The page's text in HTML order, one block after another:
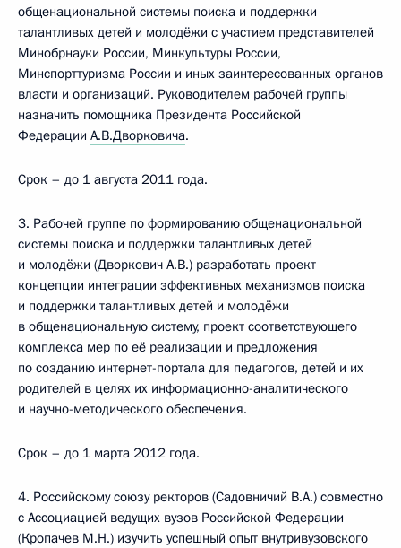
общенациональной системы поиска и поддержки
талантливых детей и молодёжи с участием представителей
Минобрнауки России, Минкультуры России,
Минспорттуризма России и иных заинтересованных органов
власти и организаций. Руководителем рабочей группы
назначить помощника Президента Российской
Федерации A.B.Дворковича.
Срок – до 1 августа 2011 года.
3. Рабочей группе по формированию общенациональной
системы поиска и поддержки талантливых детей
и молодёжи (Дворкович A.B.) разработать проект
концепции интеграции эффективных механизмов поиска
и поддержки талантливых детей и молодёжи
в общенациональную систему, проект соответствующего
комплекса мер по её реализации и предложения
по созданию интернет-портала для педагогов, детей и их
родителей в целях их информационно-аналитического
и научно-методического обеспечения.
Срок – до 1 марта 2012 года.
4. Российскому союзу ректоров (Садовничий В.А.) совместно
с Ассоциацией ведущих вузов Российской Федерации
(Кропачев М.Н.) изучить успешный опыт внутривузовского